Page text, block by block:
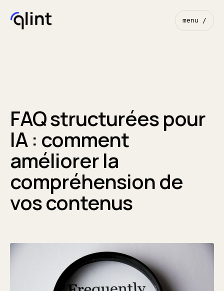
menu /
FAQ structurées pour
IA : comment
améliorer la
compréhension de
vos contenus